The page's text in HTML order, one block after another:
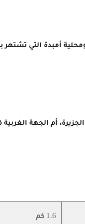
كرري، ومحلية أمبدة التي
أم الجهة الغربية
1.6 كم